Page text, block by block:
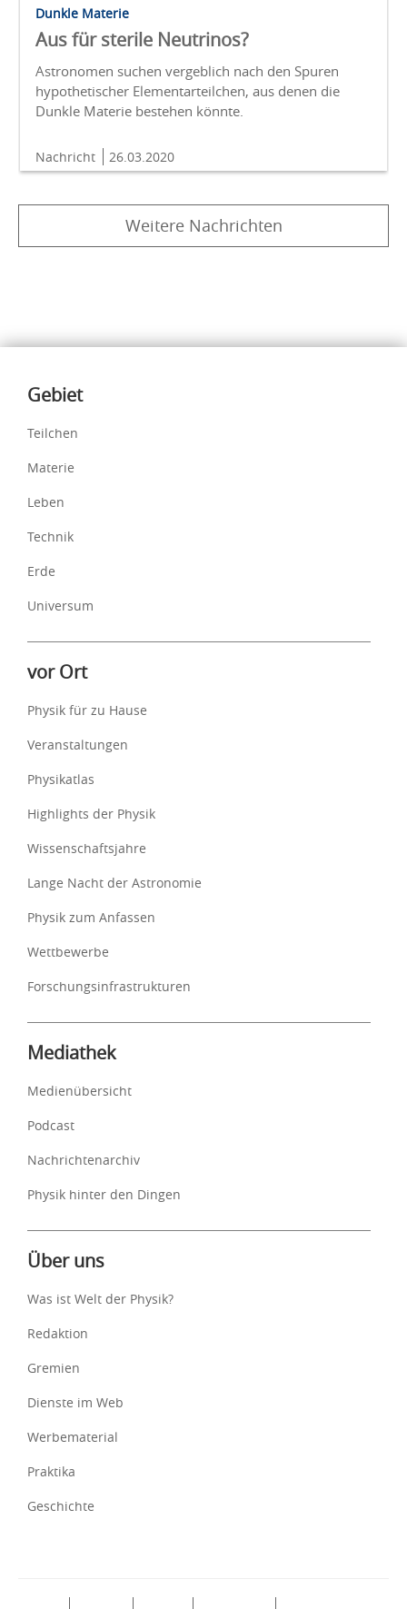
Dunkle Materie
Aus für sterile Neutrinos?
Astronomen suchen vergeblich nach den Spuren
hypothetischer Elementarteilchen, aus denen die
Dunkle Materie bestehen könnte.
Nachricht 26.03.2020
Weitere Nachrichten
Inhalte
Gebiet
Teilchen
Materie
Leben
Technik
Erde
Universum
vor Ort
Physik für zu Hause
Veranstaltungen
Physikatlas
Highlights der Physik
Wissenschaftsjahre
Lange Nacht der Astronomie
Physik zum Anfassen
Wettbewerbe
Forschungsinfrastrukturen
Mediathek
Medienübersicht
Podcast
Nachrichtenarchiv
Physik hinter den Dingen
Über uns
Was ist Welt der Physik?
Redaktion
Gremien
Dienste im Web
Werbematerial
Praktika
Geschichte